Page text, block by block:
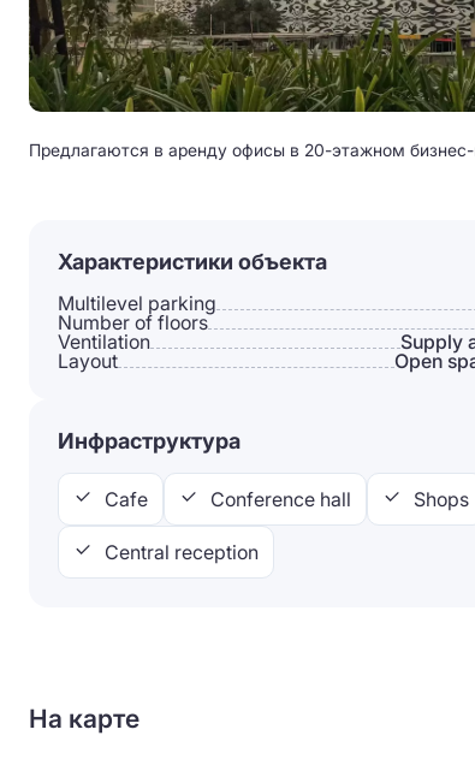
Предлагаются в аренду офисы в 20-этажном бизнес-
Характеристики объекта
Multilevel parking
Number of floors
Ventilation
Supply
Layout
Open
Инфраструктура
Cafe Conference hall Shops
Central reception
На карте